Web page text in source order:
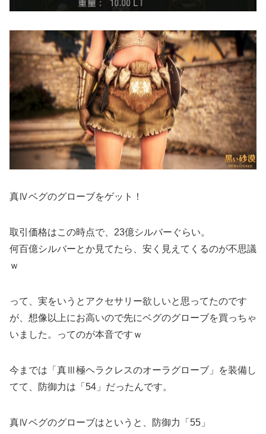
真Ⅳベグのグローブをゲット！
取引価格はこの時点で、23億シルバーぐらい。
何百億シルバーとか見てたら、安く見えてくるのが不思議
ｗ
って、実をいうとアクセサリー欲しいと思ってたのです
が、想像以上にお高いので先にベグのグローブを買っちゃ
いました。ってのが本音ですｗ
今までは「真Ⅲ極ヘラクレスのオーラグローブ」を装備し
てて、防御力は「54」だったんです。
真Ⅳベグのグローブはというと、防御力「55」